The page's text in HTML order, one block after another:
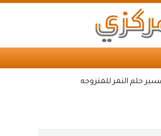
حلم التمر للمتزوجه